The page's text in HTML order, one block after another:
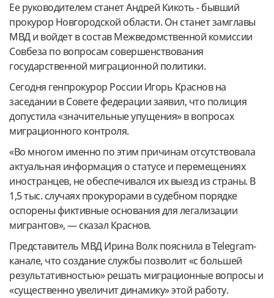
Ее руководителем станет Андрей Кикоть - бывший
прокурор Новгородской области. Он станет замглавы
МВД и войдет в состав Межведомственной комиссии
Совбеза по вопросам совершенствования
государственной миграционной политики.
Сегодня генпрокурор России Игорь Краснов на
заседании в Совете федерации заявил, что полиция
допустила «значительные упущения» в вопросах
миграционного контроля.
«Во многом именно по этим причинам отсутствовала
актуальная информация о статусе и перемещениях
иностранцев, не обеспечивался их выезд из страны. В
1,5 тыс. случаях прокурорами в судебном порядке
оспорены фиктивные основания для легализации
мигрантов», — сказал Краснов.
Представитель МВД Ирина Волк пояснила в Telegram-
канале, что создание службы позволит «с большей
результативностью» решать миграционные вопросы и
«существенно увеличит динамику» этой работу.